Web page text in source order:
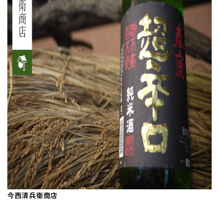
今西清兵衛商店